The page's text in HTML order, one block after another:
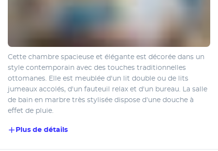
Cette chambre spacieuse et élégante est décorée dans un
style contemporain avec des touches traditionnelles
ottomanes. Elle est meublée d'un lit double ou de lits
jumeaux accolés, d'un fauteuil relax et d'un bureau. La salle
de bain en marbre très stylisée dispose d'une douche à
effet de pluie.
Plus de détails